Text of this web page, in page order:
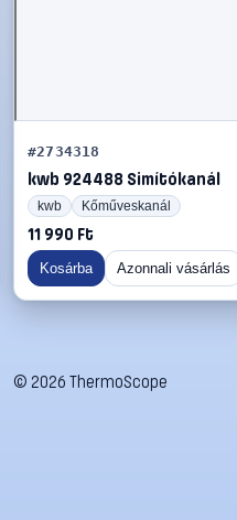
#2734318
kwb 924488 Simítókanál
kwb Kőműveskanál
11 990 Ft
Kosárba Azonnali vásárlás
© 2026 ThermoScope